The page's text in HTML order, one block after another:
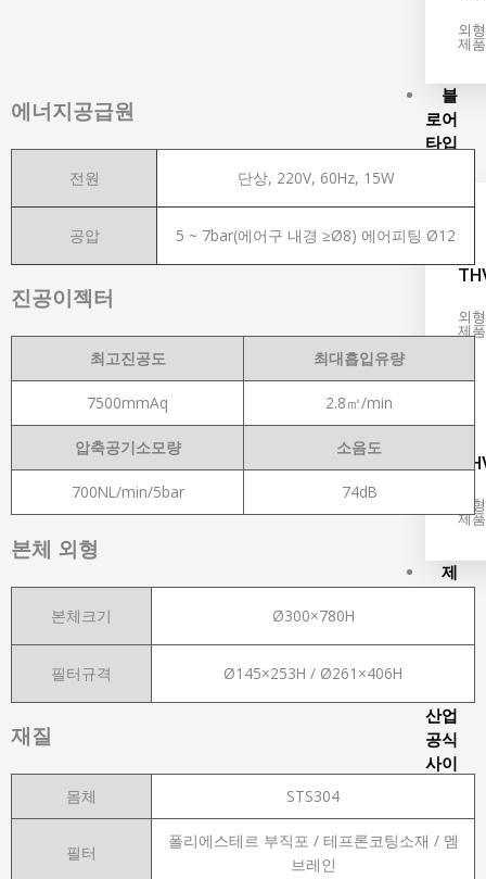
외
제
블
로어
타입
외
제
외
제
제
태
산업
공식
사이
에너지공급원
전원 단상, 220V, 60Hz, 15W
공압 5 ~ 7bar(에어구 내경 ≥Ø8) 에어피팅 Ø12
진공이젝터
최고진공도 최대흡입유량
7500mmAq 2.8㎥/min
압축공기소모량 소음도
700NL/min/5bar 74dB
본체 외형
본체크기 Ø300×780H
필터규격 Ø145×253H / Ø261×406H
재질
몸체 STS304
필터
폴리에스테르 부직포 / 테프론코팅소재 / 멤
브레인